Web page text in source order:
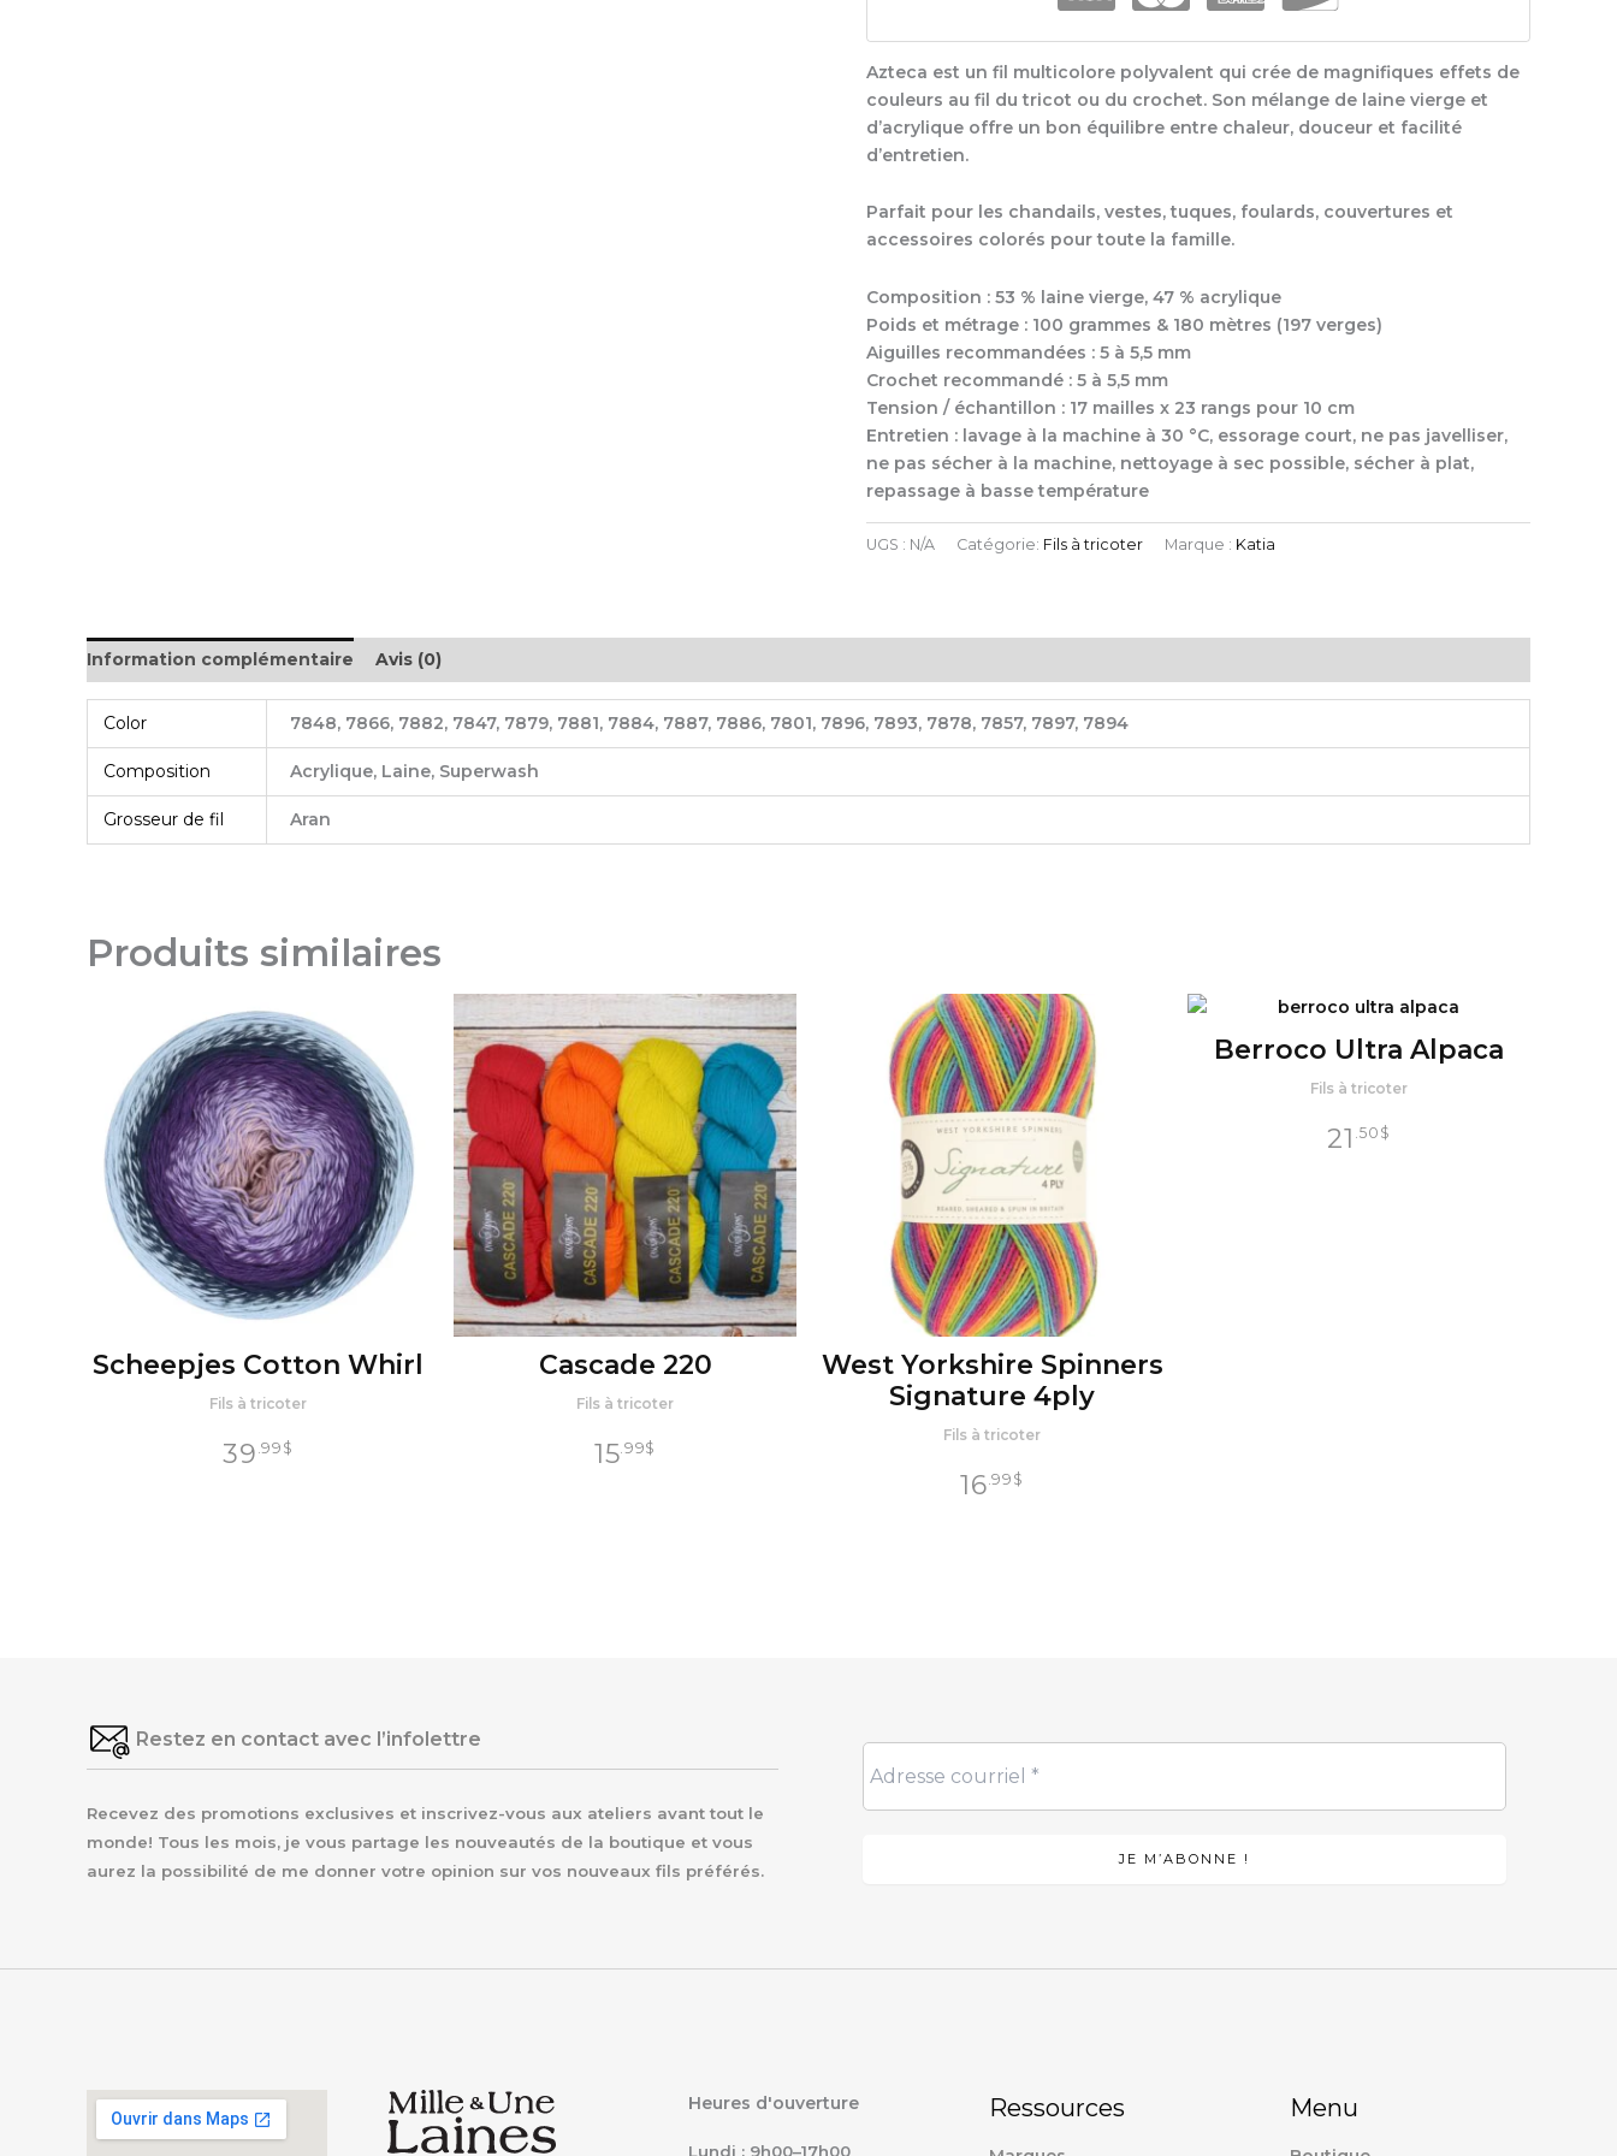
Azteca est un fil multicolore polyvalent qui crée de magnifiques effets de
couleurs au fil du tricot ou du crochet. Son mélange de laine vierge et
d’acrylique offre un bon équilibre entre chaleur, douceur et facilité
d’entretien.
Parfait pour les chandails, vestes, tuques, foulards, couvertures et
accessoires colorés pour toute la famille.
Composition : 53 % laine vierge, 47 % acrylique
Poids et métrage : 100 grammes & 180 mètres (197 verges)
Aiguilles recommandées : 5 à 5,5 mm
Crochet recommandé : 5 à 5,5 mm
Tension / échantillon : 17 mailles x 23 rangs pour 10 cm
Entretien : lavage à la machine à 30 °C, essorage court, ne pas javelliser,
ne pas sécher à la machine, nettoyage à sec possible, sécher à plat,
repassage à basse température
UGS : N/A Catégorie: Fils à tricoter Marque : Katia
Information complémentaire Avis (0)
Color 7848, 7866, 7882, 7847, 7879, 7881, 7884, 7887, 7886, 7801, 7896, 7893, 7878, 7857, 7897, 7894
Composition Acrylique, Laine, Superwash
Grosseur de fil Aran
Produits similaires
Scheepjes Cotton Whirl
Fils à tricoter
39 .99 $
Cascade 220
Fils à tricoter
15 .99$
West Yorkshire Spinners
Signature 4ply
Fils à tricoter
16 .99 $
Berroco Ultra Alpaca
Fils à tricoter
21 .50 $
Restez en contact avec l’infolettre
Recevez des promotions exclusives et inscrivez-vous aux ateliers avant tout le
monde! Tous les mois, je vous partage les nouveautés de la boutique et vous
aurez la possibilité de me donner votre opinion sur vos nouveaux fils préférés.
Heures d'ouverture
Lundi : 9h00–17h00
Ressources Menu